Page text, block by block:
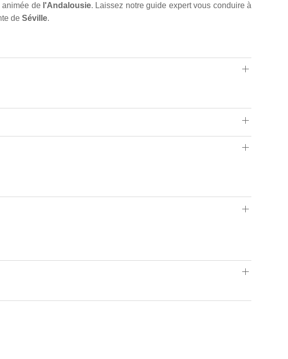
animée de l'Andalousie. Laissez notre guide expert vous conduire à
de Séville.